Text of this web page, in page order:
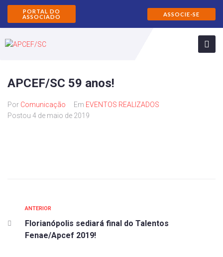
PORTAL DO
ASSOCIADO
ASSOCIE-SE
APCEF/SC 59 anos!
Por Comunicação Em EVENTOS REALIZADOS
Postou 4 de maio de 2019
ANTERIOR
Florianópolis sediará final do Talentos
Fenae/Apcef 2019!